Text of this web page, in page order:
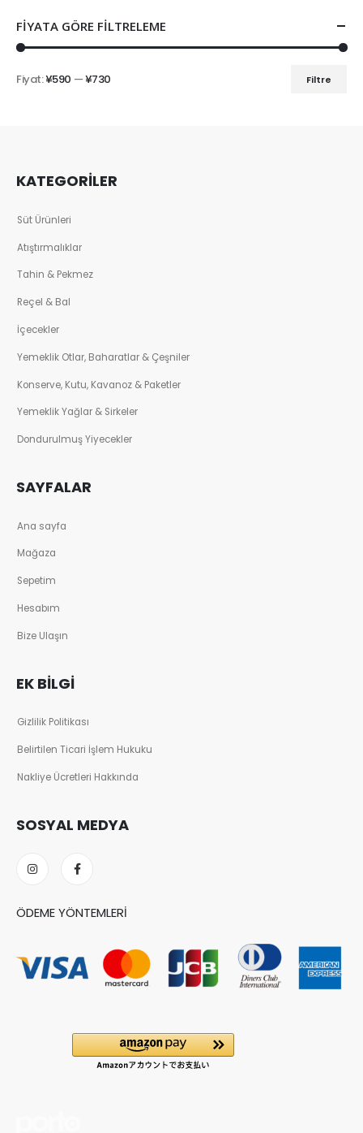
FİYATA GÖRE FİLTRELEME
Filtre
Fiyat:¥590 —¥730
KATEGORİLER
Süt Ürünleri
Atıştırmalıklar
Tahin & Pekmez
Reçel & Bal
İçecekler
Yemeklik Otlar, Baharatlar & Çeşniler
Konserve, Kutu, Kavanoz & Paketler
Yemeklik Yağlar & Sirkeler
Dondurulmuş Yiyecekler
SAYFALAR
Ana sayfa
Mağaza
Sepetim
Hesabım
Bize Ulaşın
EK BILGI
Gizlilik Politikası
Belirtilen Ticari İşlem Hukuku
Nakliye Ücretleri Hakkında
SOSYAL MEDYA
ÖDEME YÖNTEMLERI